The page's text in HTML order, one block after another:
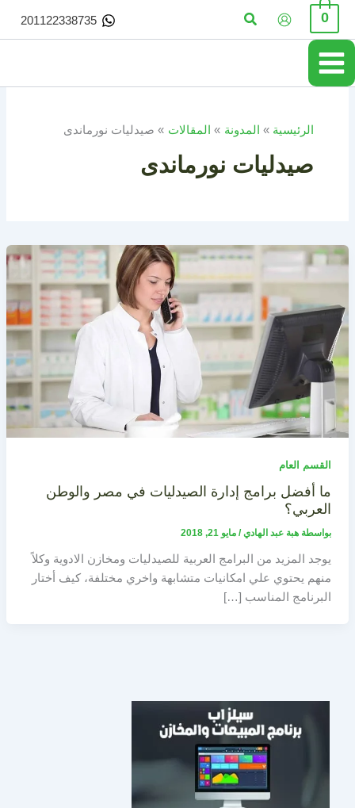
تخطي
المحتوى
0 البحث 201122338735
الرئيسية المدونة المقالات صيدليات نورماندى
صيدليات نورماندى
القسم العام
ما أفضل برامج إدارة الصيدليات في مصر والوطن
العربي؟
بواسطة هبة عبد الهادي/ مايو 21, 2018
يوجد المزيد من البرامج العربية للصيدليات ومخازن الادوية وكلاً
منهم يحتوي علي امكانيات متشابهة واخري مختلفة، كيف أختار
البرنامج المناسب […]